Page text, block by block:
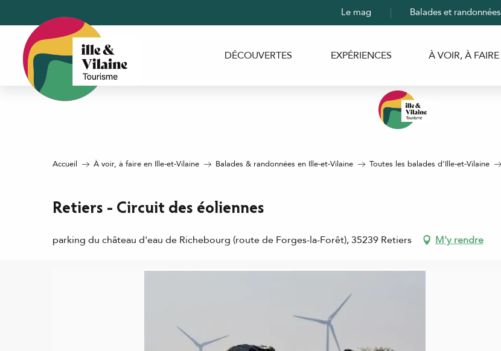
contenu
principal
Le mag Balades et randonnées
DÉCOUVERTES EXPÉRIENCES À VOIR, À FAIRE
Accueil À voir, à faire en Ille-et-Vilaine Balades & randonnées en Ille-et-Vilaine Toutes les balades d’Ille-et-Vilaine
Retiers - Circuit des éoliennes
parking du château d'eau de Richebourg (route de Forges-la-Forêt), 35239 Retiers M'y rendre